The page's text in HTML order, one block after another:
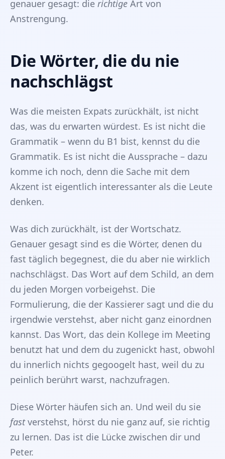
genauer gesagt: die richtige Art von
Anstrengung.
Die Wörter, die du nie
nachschlägst
Was die meisten Expats zurückhält, ist nicht
das, was du erwarten würdest. Es ist nicht die
Grammatik – wenn du B1 bist, kennst du die
Grammatik. Es ist nicht die Aussprache – dazu
komme ich noch, denn die Sache mit dem
Akzent ist eigentlich interessanter als die Leute
denken.
Was dich zurückhält, ist der Wortschatz.
Genauer gesagt sind es die Wörter, denen du
fast täglich begegnest, die du aber nie wirklich
nachschlägst. Das Wort auf dem Schild, an dem
du jeden Morgen vorbeigehst. Die
Formulierung, die der Kassierer sagt und die du
irgendwie verstehst, aber nicht ganz einordnen
kannst. Das Wort, das dein Kollege im Meeting
benutzt hat und dem du zugenickt hast, obwohl
du innerlich nichts gegoogelt hast, weil du zu
peinlich berührt warst, nachzufragen.
Diese Wörter häufen sich an. Und weil du sie
fastverstehst, hörst du nie ganz auf, sie richtig
zu lernen. Das ist die Lücke zwischen dir und
Peter.